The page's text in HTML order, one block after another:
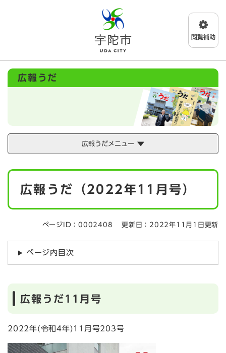
メニューを飛ばして本文へ
広報うだ
広報うだメニュー
本
広報うだ（2022年11月号）
ページID：0002408 更新日：2022年11月1日更新
ページ内目次
広報うだ11月号
2022年(令和4年)11月号203号